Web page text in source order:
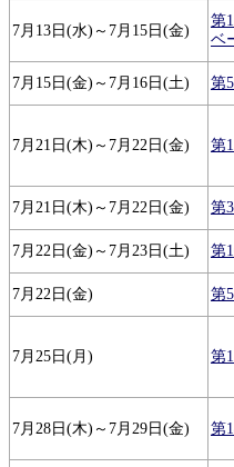
7月13日(水)～7月15日(金)
第
ベ
7月15日(金)～7月16日(土) 第
7月21日(木)～7月22日(金) 第
7月21日(木)～7月22日(金) 第
7月22日(金)～7月23日(土) 第
7月22日(金) 第
7月25日(月) 第
7月28日(木)～7月29日(金) 第